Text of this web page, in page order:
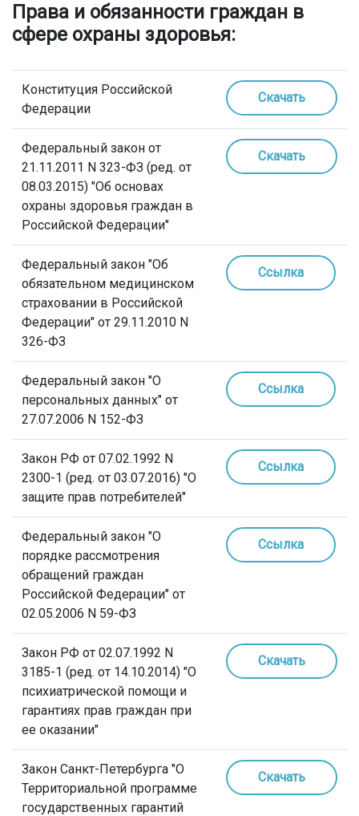
Права и обязанности граждан в
сфере охраны здоровья:
Конституция Российской
Федерации
Скачать
Федеральный закон от
21.11.2011 N 323-ФЗ (ред. от
08.03.2015) "Об основах
охраны здоровья граждан в
Российской Федерации"
Скачать
Федеральный закон "Об
обязательном медицинском
страховании в Российской
Федерации" от 29.11.2010 N
326-ФЗ
Ссылка
Федеральный закон "О
персональных данных" от
27.07.2006 N 152-ФЗ
Ссылка
Закон РФ от 07.02.1992 N
2300-1 (ред. от 03.07.2016) "О
защите прав потребителей"
Ссылка
Федеральный закон "О
порядке рассмотрения
обращений граждан
Российской Федерации" от
02.05.2006 N 59-ФЗ
Ссылка
Закон РФ от 02.07.1992 N
3185-1 (ред. от 14.10.2014) "О
психиатрической помощи и
гарантиях прав граждан при
ее оказании"
Скачать
Закон Санкт-Петербурга "О
Территориальной программе
государственных гарантий
Скачать